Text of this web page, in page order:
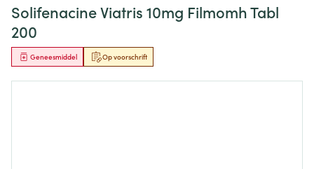
Solifenacine Viatris 10mg Filmomh Tabl
200
Op voorschrift
Geneesmiddel